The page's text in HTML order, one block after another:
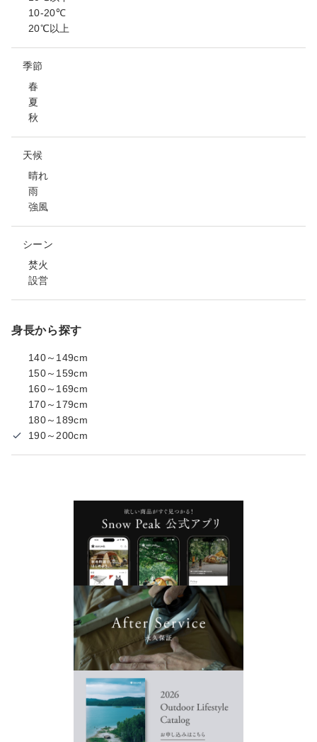
10-20℃
20℃以上
季節
春
夏
秋
天候
晴れ
雨
強風
シーン
焚火
設営
身長から探す
140～149cm
150～159cm
160～169cm
170～179cm
180～189cm
190～200cm